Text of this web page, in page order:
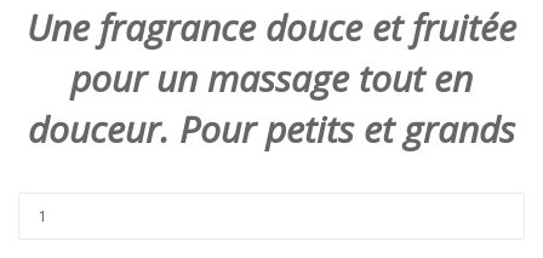
Une fragrance douce et fruitée
pour un massage tout en
douceur. Pour petits et grands